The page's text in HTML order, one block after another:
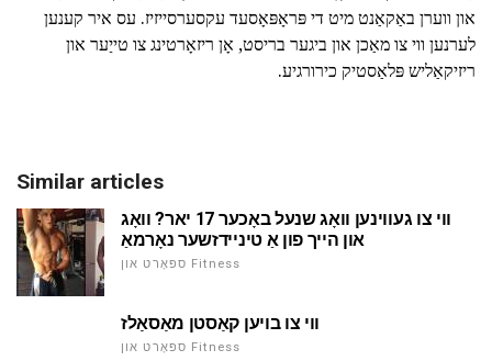
און ווערן באַקאַנט מיט די פּראָפּאָסעד עקסערסייזיז. עס איר קענען
לערנען ווי צו מאַכן און ביגער בריסט, אָן ריזאָרטינג צו טייַער און
ריזיקאַליש פּלאַסטיק כירורגיע.
Similar articles
ווי צו געווינען וואָג שנעל באָכער 17 יאר? וואָג
און הייך פון אַ טיניידזשער נאָרמאַ
ספּאָרט און Fitness
ווי צו בויען קאַסטן מאַסאַלז
ספּאָרט און Fitness